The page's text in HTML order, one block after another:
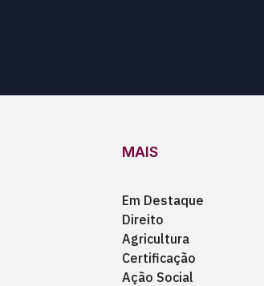
MAIS
Em Destaque
Direito
Agricultura
Certificação
Ação Social